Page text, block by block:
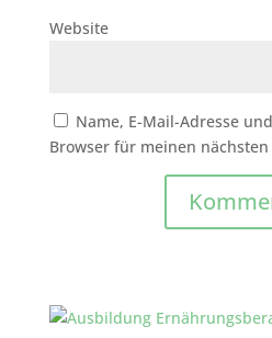
Website
Name, E-Mail-Adresse
Browser für meinen